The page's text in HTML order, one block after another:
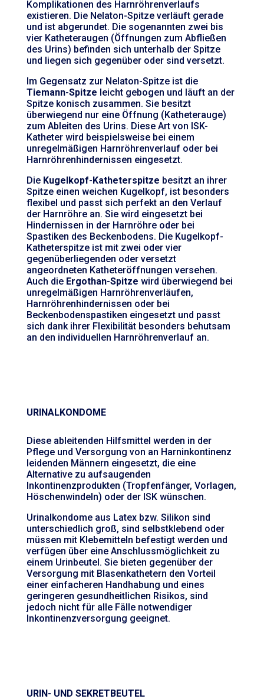
Komplikationen des Harnröhrenverlaufs
existieren. Die Nelaton-Spitze verläuft gerade
und ist abgerundet. Die sogenannten zwei bis
vier Katheteraugen (Öffnungen zum Abfließen
des Urins) befinden sich unterhalb der Spitze
und liegen sich gegenüber oder sind versetzt.
Im Gegensatz zur Nelaton-Spitze ist die
Tiemann-Spitze leicht gebogen und läuft an der
Spitze konisch zusammen. Sie besitzt
überwiegend nur eine Öffnung (Katheterauge)
zum Ableiten des Urins. Diese Art von ISK-
Katheter wird beispielsweise bei einem
unregelmäßigen Harnröhrenverlauf oder bei
Harnröhrenhindernissen eingesetzt.
Die Kugelkopf-Katheterspitze besitzt an ihrer
Spitze einen weichen Kugelkopf, ist besonders
flexibel und passt sich perfekt an den Verlauf
der Harnröhre an. Sie wird eingesetzt bei
Hindernissen in der Harnröhre oder bei
Spastiken des Beckenbodens. Die Kugelkopf-
Katheterspitze ist mit zwei oder vier
gegenüberliegenden oder versetzt
angeordneten Katheteröffnungen versehen.
Auch die Ergothan-Spitze wird überwiegend bei
unregelmäßigen Harnröhrenverläufen,
Harnröhrenhindernissen oder bei
Beckenbodenspastiken eingesetzt und passt
sich dank ihrer Flexibilität besonders behutsam
an den individuellen Harnröhrenverlauf an.
URINALKONDOME
Diese ableitenden Hilfsmittel werden in der
Pflege und Versorgung von an Harninkontinenz
leidenden Männern eingesetzt, die eine
Alternative zu aufsaugenden
Inkontinenzprodukten (Tropfenfänger, Vorlagen,
Höschenwindeln) oder der ISK wünschen.
Urinalkondome aus Latex bzw. Silikon sind
unterschiedlich groß, sind selbstklebend oder
müssen mit Klebemitteln befestigt werden und
verfügen über eine Anschlussmöglichkeit zu
einem Urinbeutel. Sie bieten gegenüber der
Versorgung mit Blasenkathetern den Vorteil
einer einfacheren Handhabung und eines
geringeren gesundheitlichen Risikos, sind
jedoch nicht für alle Fälle notwendiger
Inkontinenzversorgung geeignet.
URIN- UND SEKRETBEUTEL